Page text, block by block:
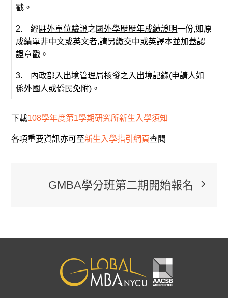
戳。
2. 經駐外單位驗證之 國外學歷歷年成績證明一份,如原
成績單非中文或英文者,請另繳交中或英譯本並加蓋認
證章戳。
3. 內政部入出境管理局核發之入出境記錄(申請人如
係外國人或僑民免附)。
下載108學年度第1學期研究所新生入學須知
各項重要資訊亦可至新生入學指引網頁查閱
導
GMBA學分班第二期開始報名